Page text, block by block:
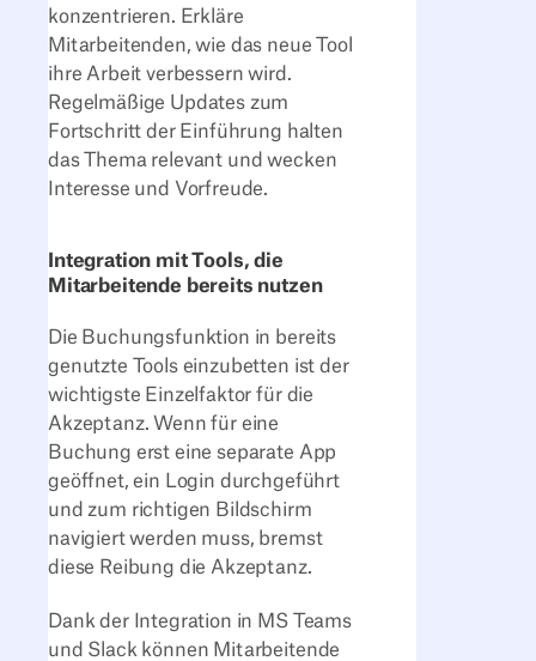
konzentrieren. Erkläre
Mitarbeitenden, wie das neue Tool
ihre Arbeit verbessern wird.
Regelmäßige Updates zum
Fortschritt der Einführung halten
das Thema relevant und wecken
Interesse und Vorfreude.
Integration mit Tools, die
Mitarbeitende bereits nutzen
Die Buchungsfunktion in bereits
genutzte Tools einzubetten ist der
wichtigste Einzelfaktor für die
Akzeptanz. Wenn für eine
Buchung erst eine separate App
geöffnet, ein Login durchgeführt
und zum richtigen Bildschirm
navigiert werden muss, bremst
diese Reibung die Akzeptanz.
Dank der Integration in MS Teams
und Slack können Mitarbeitende